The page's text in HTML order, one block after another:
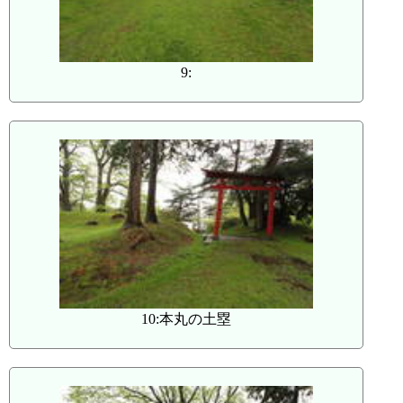
9:
10:本丸の土塁